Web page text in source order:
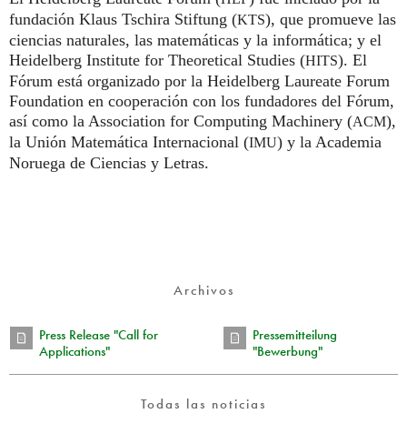
fundación Klaus Tschira Stiftung (KTS), que promueve las
ciencias naturales, las matemáticas y la informática; y el
Heidelberg Institute for Theoretical Studies (HITS). El
Fórum está organizado por la Heidelberg Laureate Forum
Foundation en cooperación con los fundadores del Fórum,
así como la Association for Computing Machinery (ACM),
la Unión Matemática Internacional (IMU) y la Academia
Noruega de Ciencias y Letras.
Archivos
Press Release "Call for
Applications"
Pressemitteilung
"Bewerbung"
Todas las noticias